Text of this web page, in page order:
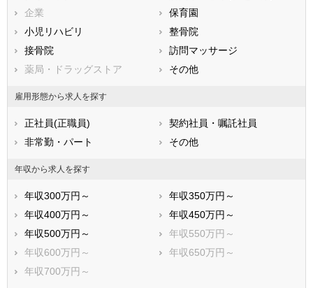
兵庫県
鳥取県
広島県
徳島県
香川県
愛媛県
鹿児島県
企業
保育園
小児リハビリ
整骨院
接骨院
訪問マッサージ
薬局・ドラッグストア
その他
雇用形態から求人を探す
正社員(正職員)
契約社員・嘱託社員
非常勤・パート
その他
年収から求人を探す
年収300万円～
年収350万円～
年収400万円～
年収450万円～
年収500万円～
年収550万円～
年収600万円～
年収650万円～
年収700万円～